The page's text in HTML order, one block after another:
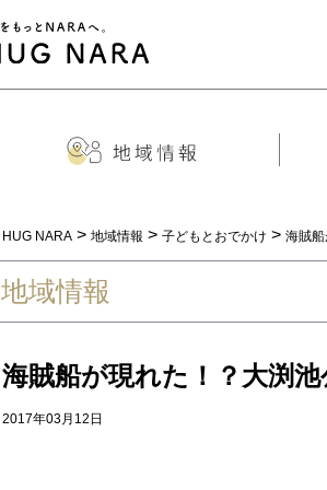
HUG NARA > 地域情報 > 子どもとおでかけ > 海賊
地域情報
海賊船が現れた！？大渕
2017年03月12日